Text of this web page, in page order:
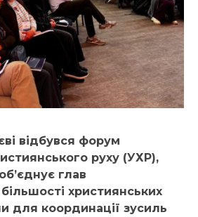
відбувся форум
руху (УХР),
глав
християнських
для координації зусиль